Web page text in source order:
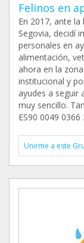
Felinos en
En 2017, ante
Segovia, decidí
personales en
alimentación,
ahora en la
institucional y
ayudes a seguir
muy sencillo.
ES90 0049
Unirme a este